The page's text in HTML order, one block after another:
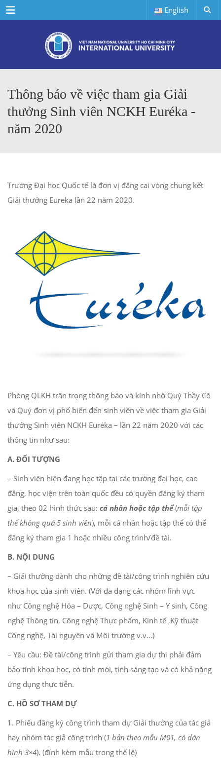
Menu English
Thông báo về việc tham gia Giải
thưởng Sinh viên NCKH Euréka -
năm 2020
Trường Đại học Quốc tế là đơn vị đăng cai vòng chung kết
Giải thưởng Eureka lần 22 năm 2020.
Phòng QLKH trân trọng thông báo và kính nhờ Quý Thầy Cô
và Quý đơn vị phổ biến đến sinh viên về việc tham gia Giải
thưởng Sinh viên NCKH Euréka – lần 22 năm 2020 với các
thông tin như sau:
A. ĐỐI TƯỢNG
– Sinh viên hiện đang học tập tại các trường đại học, cao
đẳng, học viện trên toàn quốc đều có quyền đăng ký tham
gia, theo 02 hình thức sau: cá nhân hoặc tập thể (mỗi tập
thể không quá 5 sinh viên), mỗi cá nhân hoặc tập thể có thể
đăng ký tham gia 1 hoặc nhiều công trình/đề tài.
B. NỘI DUNG
– Giải thưởng dành cho những đề tài/công trình nghiên cứu
khoa học của sinh viên. (Với đa dạng các nhóm lĩnh vực
như Công nghệ Hóa – Dược, Công nghệ Sinh – Y sinh, Công
nghệ Thông tin, Công nghệ Thực phẩm, Kinh tế ,Kỹ thuật
Công nghệ, Tài nguyên và Môi trường v.v…)
– Yêu cầu: Đề tài/công trình gửi tham gia dự thi phải đảm
bảo tính khoa học, có tính mới, tính sáng tạo và có khả năng
ứng dụng thực tiễn.
C. HỒ SƠ THAM DỰ
1. Phiếu đăng ký công trình tham dự Giải thưởng của tác giả
hay nhóm tác giả công trình (1 bản theo mẫu M01, có dán
hình 3×4). (đính kèm mẫu trong thể lệ)